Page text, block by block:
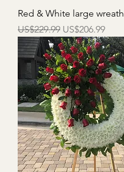
Red & White large wreath
一般價格
US$229.99 促銷價格
US$206.99